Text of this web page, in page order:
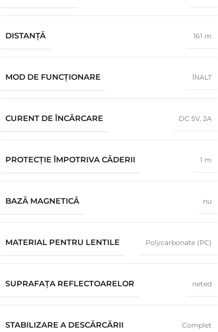
DISTANŢĂ 161 m
MOD DE FUNCȚIONARE ÎNALT
CURENT DE ÎNCĂRCARE DC 5V, 2A
PROTECȚIE ÎMPOTRIVA CĂDERII 1 m
BAZĂ MAGNETICĂ nu
MATERIAL PENTRU LENTILE Polycarbonate (PC)
SUPRAFAȚA REFLECTOARELOR neted
STABILIZARE A DESCĂRCĂRII Complet